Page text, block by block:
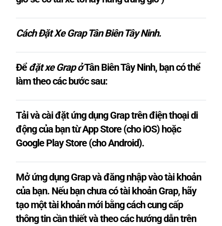
Cách Đặt Xe Grap Tân Biên Tây Ninh.
Đểđặt xe Grap ởTân Biên Tây Ninh, bạn có thể
làm theo các bước sau:
Tải và cài đặt ứng dụng Grap trên điện thoại di
động của bạn từ App Store (cho iOS) hoặc
Google Play Store (cho Android).
Mở ứng dụng Grap và đăng nhập vào tài khoản
của bạn. Nếu bạn chưa có tài khoản Grap, hãy
tạo một tài khoản mới bằng cách cung cấp
thông tin cần thiết và theo các hướng dẫn trên